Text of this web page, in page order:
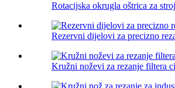
Rotacijska okrugla oštrica za
Rezervni dijelovi za precizno
Kružni noževi za rezanje filtera